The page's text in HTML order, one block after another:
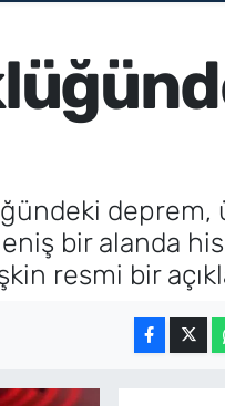
deprem,
bir alanda
resmi bir